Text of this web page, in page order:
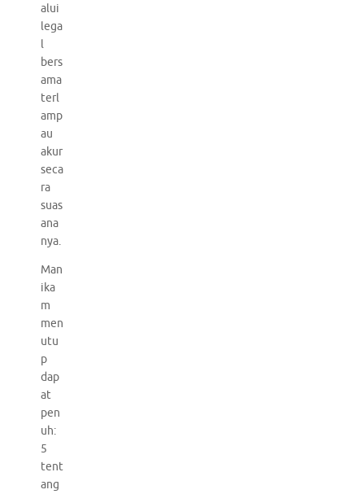
alui
lega
l
bers
ama
terl
amp
au
akur
seca
ra
suas
ana
nya.
Man
ika
m
men
utu
p
dap
at
pen
uh:
5
tent
ang